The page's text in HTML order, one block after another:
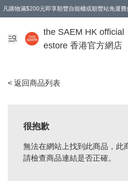
凡購物滿$200元即享順豐自能櫃或順豐站免運
the SAEM HK official
estore 香港官方網店
< 返回商品列表
很抱歉
無法在網站上找到此商品，此
請檢查商品連結是否正確。